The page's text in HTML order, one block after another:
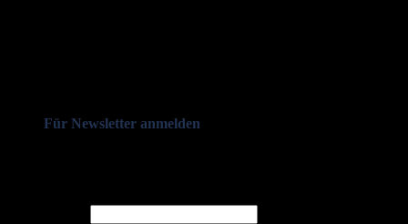
Für Newsletter anmelden